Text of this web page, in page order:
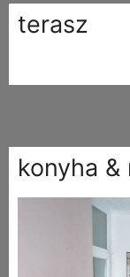
terasz
konyha &